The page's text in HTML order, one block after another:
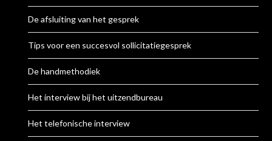
De afsluiting van het gesprek
Tips voor een succesvol sollicitatiegesprek
De handmethodiek
Het interview bij het uitzendbureau
Het telefonische interview